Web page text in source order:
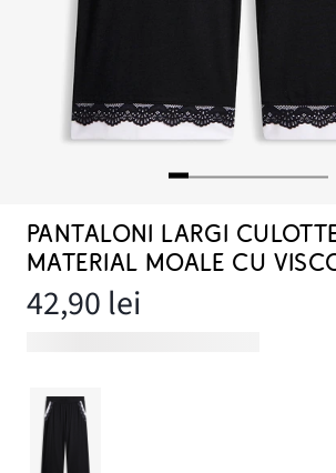
PANTALONI LARGI
MATERIAL MOALE CU
42,90 lei